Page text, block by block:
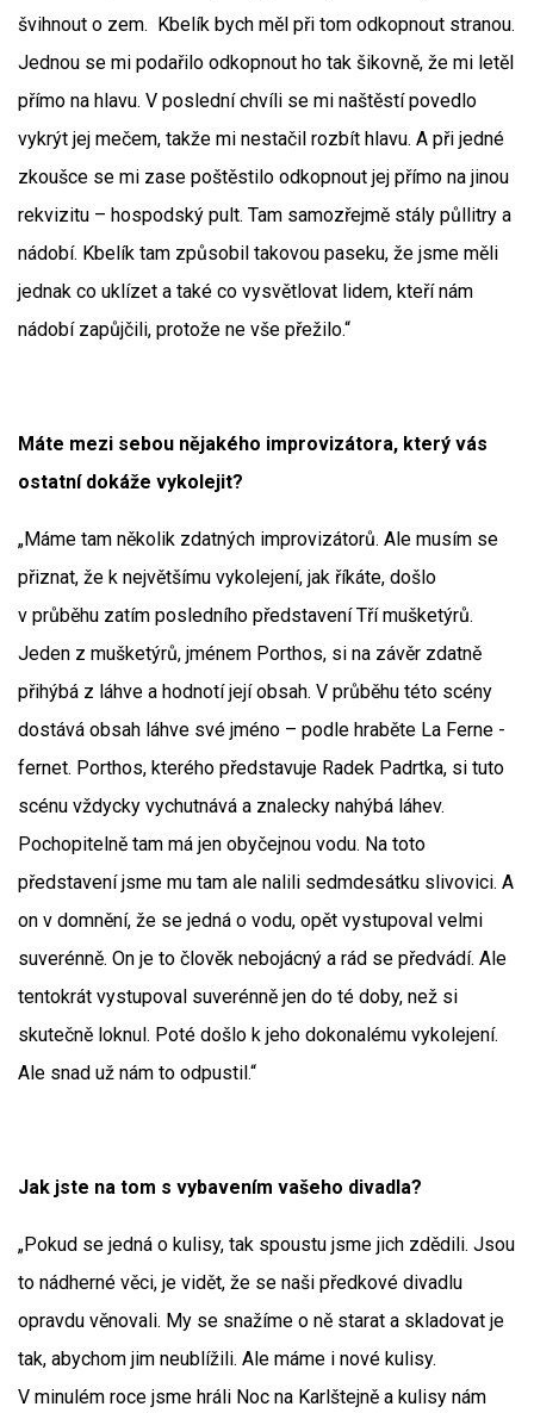
švihnout o zem. Kbelík bych měl při tom odkopnout stranou.
Jednou se mi podařilo odkopnout ho tak šikovně, že mi letěl
přímo na hlavu. V poslední chvíli se mi naštěstí povedlo
vykrýt jej mečem, takže mi nestačil rozbít hlavu. A při jedné
zkoušce se mi zase poštěstilo odkopnout jej přímo na jinou
rekvizitu – hospodský pult. Tam samozřejmě stály půllitry a
nádobí. Kbelík tam způsobil takovou paseku, že jsme měli
jednak co uklízet a také co vysvětlovat lidem, kteří nám
nádobí zapůjčili, protože ne vše přežilo.“
Máte mezi sebou nějakého improvizátora, který vás
ostatní dokáže vykolejit?
„Máme tam několik zdatných improvizátorů. Ale musím se
přiznat, že k největšímu vykolejení, jak říkáte, došlo
v průběhu zatím posledního představení Tří mušketýrů.
Jeden z mušketýrů, jménem Porthos, si na závěr zdatně
přihýbá z láhve a hodnotí její obsah. V průběhu této scény
dostává obsah láhve své jméno – podle hraběte La Ferne -
fernet. Porthos, kterého představuje Radek Padrtka, si tuto
scénu vždycky vychutnává a znalecky nahýbá láhev.
Pochopitelně tam má jen obyčejnou vodu. Na toto
představení jsme mu tam ale nalili sedmdesátku slivovici. A
on v domnění, že se jedná o vodu, opět vystupoval velmi
suverénně. On je to člověk nebojácný a rád se předvádí. Ale
tentokrát vystupoval suverénně jen do té doby, než si
skutečně loknul. Poté došlo k jeho dokonalému vykolejení.
Ale snad už nám to odpustil.“
Jak jste na tom s vybavením vašeho divadla?
„Pokud se jedná o kulisy, tak spoustu jsme jich zdědili. Jsou
to nádherné věci, je vidět, že se naši předkové divadlu
opravdu věnovali. My se snažíme o ně starat a skladovat je
tak, abychom jim neublížili. Ale máme i nové kulisy.
V minulém roce jsme hráli Noc na Karlštejně a kulisy nám